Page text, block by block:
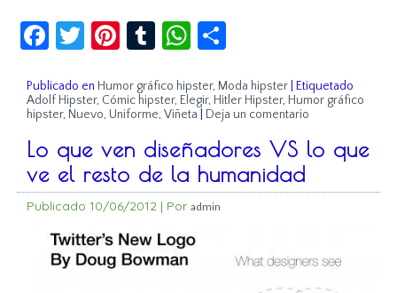
Facebook
Twitter
Pinterest
TumblrWhatsApp
Publicado en Humor gráfico hipster, Moda hipster |Etiquetado
Adolf Hipster, Cómic hipster, Elegir, Hitler Hipster, Humor gráfico
hipster, Nuevo, Uniforme,Viñeta Deja un comentario
Lo que ven diseñadores VS lo que
ve el resto de la humanidad
Publicado 10/06/2012 | Por admin